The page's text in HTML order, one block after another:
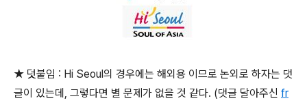
★ 덧붙임 : Hi Seoul의 경우에는 해외용 이므로 논외로 하자는 댓
글이 있는데, 그렇다면 별 문제가 없을 것 같다. (댓글 달아주신 fr